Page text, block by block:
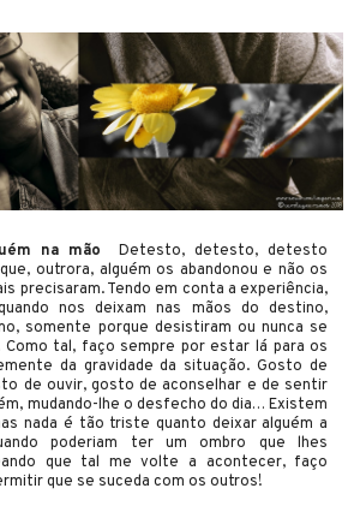
na mão
Detesto, detesto, detesto
outrora, alguém os abandonou e não os
precisaram. Tendo em conta a experiência,
nos deixam nas mãos do destino,
somente porque desistiram ou nunca se
Como tal, faço sempre por estar lá para os
da gravidade da situação. Gosto de
de ouvir, gosto de aconselhar e de sentir
mudando-lhe o desfecho do dia… Existem
nada é tão triste quanto deixar alguém a
poderiam ter um ombro que lhes
que tal me volte a acontecer, faço
que se suceda com os outros!